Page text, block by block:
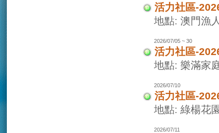
活力社區-
地點: 澳門漁
2026/07/05 ~ 30
活力社區-
地點: 樂滿家
2026/07/10
活力社區-
地點: 綠楊花
2026/07/11